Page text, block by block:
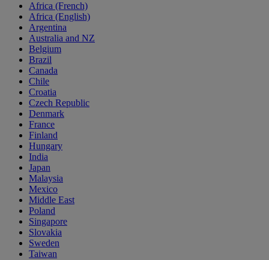
Africa (French)
Africa (English)
Argentina
Australia and NZ
Belgium
Brazil
Canada
Chile
Croatia
Czech Republic
Denmark
France
Finland
Hungary
India
Japan
Malaysia
Mexico
Middle East
Poland
Singapore
Slovakia
Sweden
Taiwan